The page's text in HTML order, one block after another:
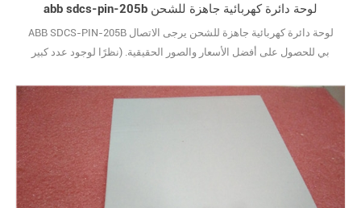
abb sdcs-pin-205b لوحة دائرة كهربائية جاهزة للشحن
ABB SDCS-PIN-205B لوحة دائرة كهربائية جاهزة للشحن يرجى الاتصال
بي للحصول على أفضل الأسعار والصور الحقيقية. (نظرًا لوجود عدد كبير
مع الحزمة الأصلية يغطيها ضمان سنة واحدة10